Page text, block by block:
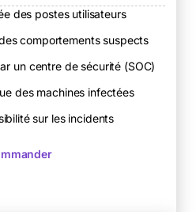
des postes utilisateurs
comportements suspects
un centre de sécurité (SOC)
des machines infectées
sur les incidents